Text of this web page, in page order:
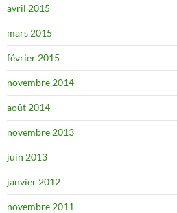
avril 2015
mars 2015
février 2015
novembre 2014
août 2014
novembre 2013
juin 2013
janvier 2012
novembre 2011